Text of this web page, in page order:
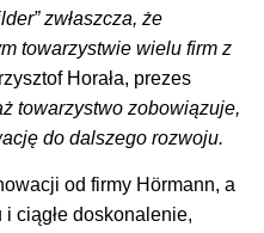
zwłaszcza, że
towarzystwie wielu firm z
Horała, prezes
towarzystwo zobowiązuje,
do dalszego rozwoju.
od firmy Hörmann, a
ciągłe doskonalenie,